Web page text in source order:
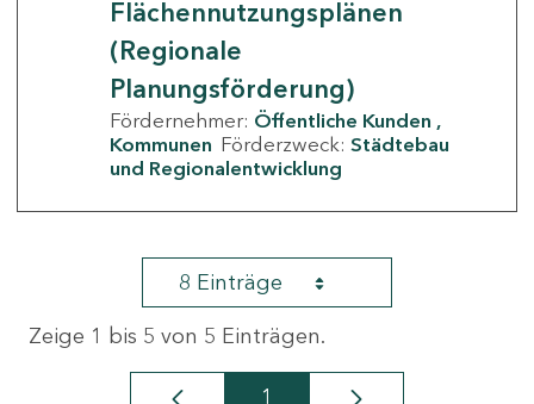
Flächennutzungsplänen
(Regionale
Planungsförderung)
Fördernehmer: Öffentliche Kunden
Kommunen Förderzweck: Städtebau
und Regionalentwicklung
8 Einträge
Zeige 1 bis 5 von 5 Einträgen.
1